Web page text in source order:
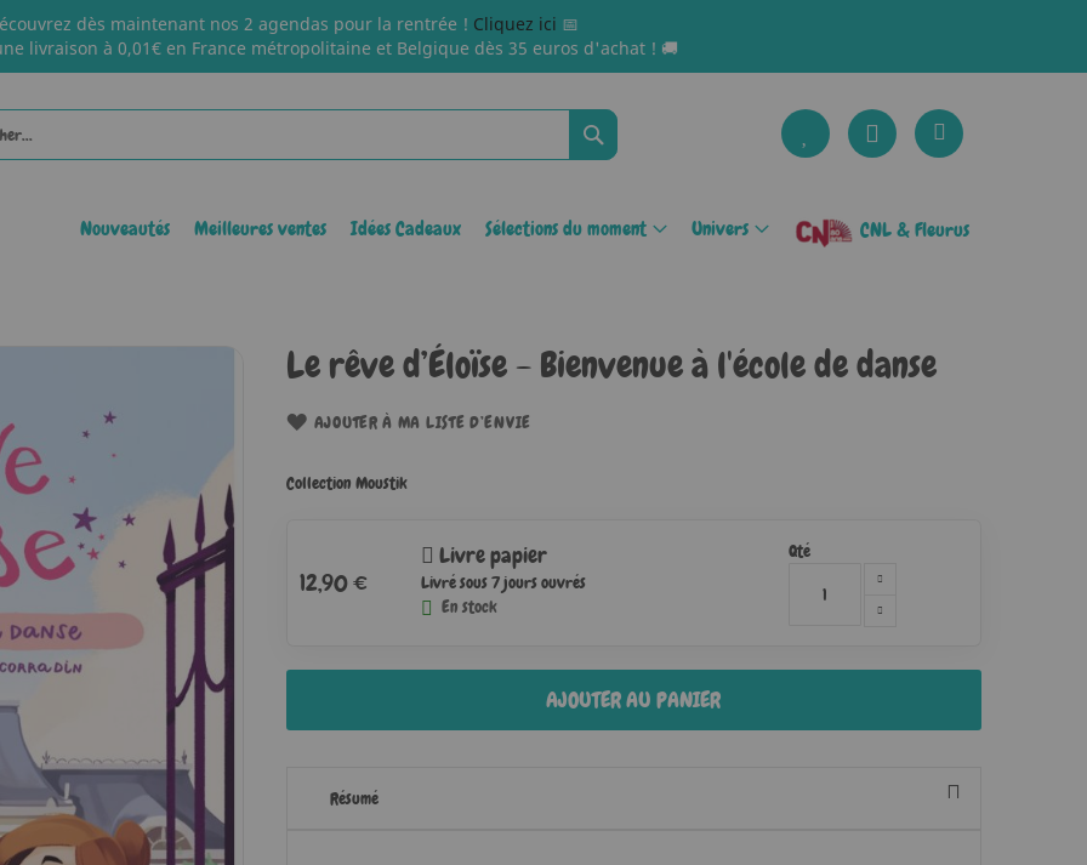
dès maintenant nos 2 agendas pour la rentrée ! Cliquez ici 📅
livraison à 0,01€ en France métropolitaine et Belgique dès 35 euros d'achat ! 🚚
Rechercher
Nouveautés Meilleures ventes Idées Cadeaux Sélections du moment Univers CNL & Fleurus
Le rêve d’Éloïse - Bienvenue à l'école de danse
AJOUTER À MA LISTE D’ENVIE
Collection Moustik
12,90 €
Livre papier
Livré sous 7 jours ouvrés
En stock
Qté
AJOUTER AU PANIER
Résumé